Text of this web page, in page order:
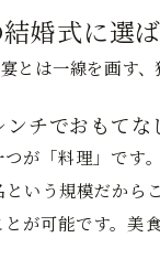
婚式に選
とは一線を画す
チでおもてな
が「料理」で
いう規模だか
が可能です。